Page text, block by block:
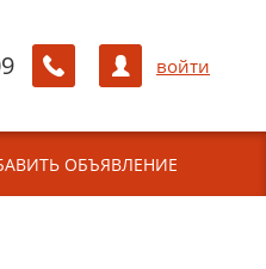
войти
ОБЪЯВЛЕНИЕ